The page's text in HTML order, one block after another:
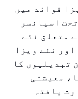
قوائد میں
اسپانسر
متعلق نئے
نئے ویزا
تبدیلیوں کا
معیشتی
یافتہ